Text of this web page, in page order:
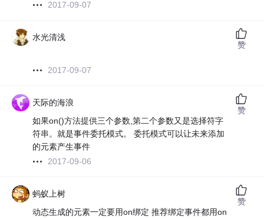
2017-09-07
水光清浅
2017-09-07
赞
天际的海浪
如果on()方法提供三个参数,第二个参数又是选择符字
符串。就是事件委托模式。 委托模式可以让未来添加
的元素产生事件
2017-09-06
赞
蚂蚁上树
动态生成的元素一定要用on绑定 推荐绑定事件都用on
赞